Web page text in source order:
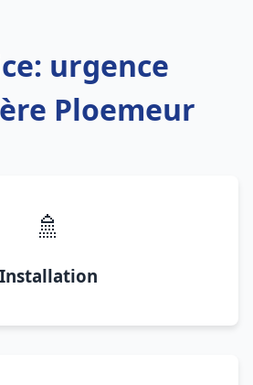
urgence
Ploemeur
🚿
Installation